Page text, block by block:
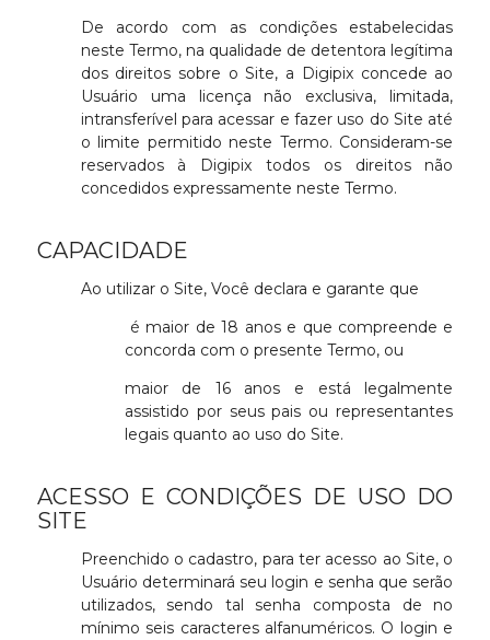
De acordo com as condições estabelecidas
neste Termo, na qualidade de detentora legítima
dos direitos sobre o Site, a Digipix concede ao
Usuário uma licença não exclusiva, limitada,
intransferível para acessar e fazer uso do Site até
o limite permitido neste Termo. Consideram-se
reservados à Digipix todos os direitos não
concedidos expressamente neste Termo.
CAPACIDADE
Ao utilizar o Site, Você declara e garante que
é maior de 18 anos e que compreende e
concorda com o presente Termo, ou
maior de 16 anos e está legalmente
assistido por seus pais ou representantes
legais quanto ao uso do Site.
ACESSO E CONDIÇÕES DE USO DO
SITE
Preenchido o cadastro, para ter acesso ao Site, o
Usuário determinará seu login e senha que serão
utilizados, sendo tal senha composta de no
mínimo seis caracteres alfanuméricos. O login e